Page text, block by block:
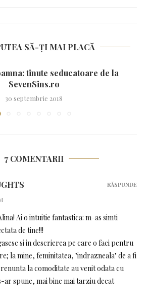
SĂ-ȚI MAI PLACĂ
tinute seducatoare de la
SevenSins.ro
30 septembrie 2018
7 COMENTARII
Ai o intuitie fantastica: m-as simti
de tine!!!
si in descrierea pe care o faci pentru
la mine, feminitatea, "indrazneala" de a fi
la comoditate au venit odata cu
ar spune, mai bine mai tarziu decat
RĂSPUNDE